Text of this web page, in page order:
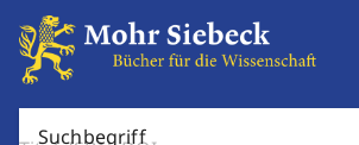
Suchbegriff